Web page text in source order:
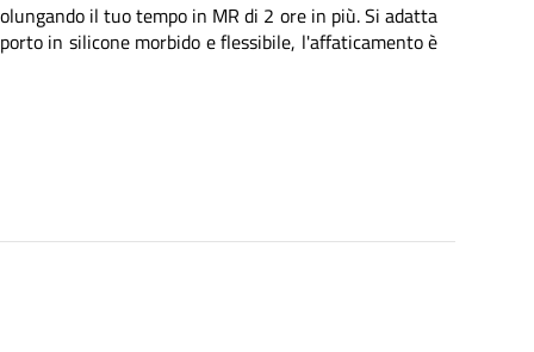
il tuo tempo in MR di 2 ore in più. Si adatta
in silicone morbido e flessibile, l'affaticamento è